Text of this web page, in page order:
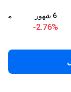
6 شهور
-2.76%
منذ